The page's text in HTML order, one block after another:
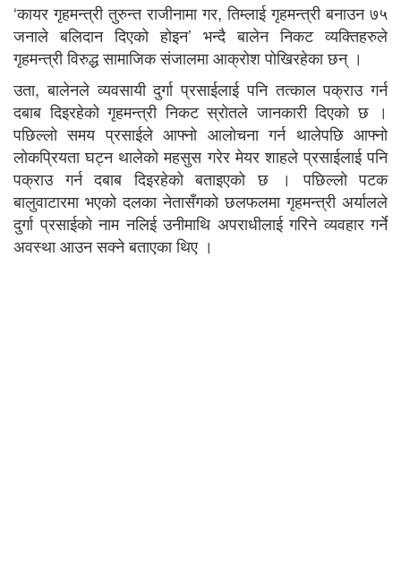
‘कायर गृहमन्त्री तुरुन्त राजीनामा गर, तिम्लाई गृहमन्त्री बनाउन ७५
जनाले बलिदान दिएको होइन’ भन्दै बालेन निकट व्यक्तिहरुले
गृहमन्त्री विरुद्ध सामाजिक संजालमा आक्रोश पोखिरहेका छन् ।
उता, बालेनले व्यवसायी दुर्गा प्रसाईलाई पनि तत्काल पक्राउ गर्न
दबाब दिइरहेको गृहमन्त्री निकट स्रोतले जानकारी दिएको छ ।
पछिल्लो समय प्रसाईले आफ्नो आलोचना गर्न थालेपछि आफ्नो
लोकप्रियता घट्न थालेको महसुस गरेर मेयर शाहले प्रसाईलाई पनि
पक्राउ गर्न दबाब दिइरहेको बताइएको छ । पछिल्लो पटक
बालुवाटारमा भएको दलका नेतासँगको छलफलमा गृहमन्त्री अर्यालले
दुर्गा प्रसाईको नाम नलिई उनीमाथि अपराधीलाई गरिने व्यवहार गर्ने
अवस्था आउन सक्ने बताएका थिए ।